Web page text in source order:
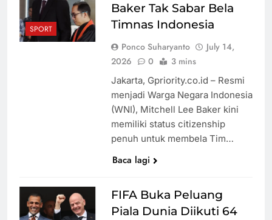
SPORT
Baker Tak Sabar Bela
Timnas Indonesia
Ponco Suharyanto
July 14,
2026
0 3 mins
Jakarta, Gpriority.co.id – Resmi
menjadi Warga Negara Indonesia
(WNI), Mitchell Lee Baker kini
memiliki status citizenship
penuh untuk membela Tim…
Baca lagi
FIFA Buka Peluang
Piala Dunia Diikuti 64